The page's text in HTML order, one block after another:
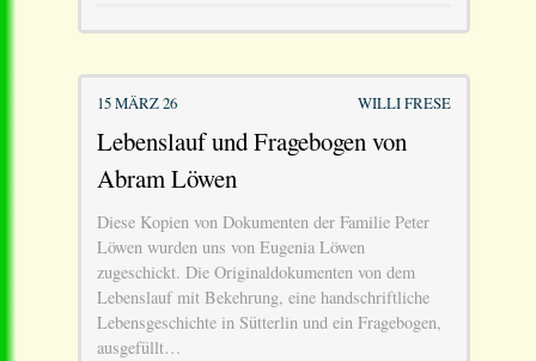
15 MÄRZ 26 WILLI FRESE
Lebenslauf und Fragebogen von
Abram Löwen
Diese Kopien von Dokumenten der Familie Peter
Löwen wurden uns von Eugenia Löwen
zugeschickt. Die Originaldokumenten von dem
Lebenslauf mit Bekehrung, eine handschriftliche
Lebensgeschichte in Sütterlin und ein Fragebogen,
ausgefüllt…